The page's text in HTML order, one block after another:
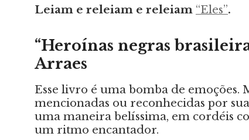
Leiam e releiam e releiam “Eles”.
“Heroínas negras
Arraes
Esse livro é uma bomba de
mencionadas ou reconhecidas por
uma maneira belíssima, em cordéis
um ritmo encantador.